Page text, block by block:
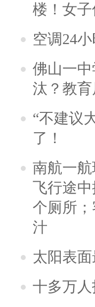
楼！女
空调24
佛山一
汰？教
“不建议
了！
南航一
飞行途
个厕所
汁
太阳表
十多万